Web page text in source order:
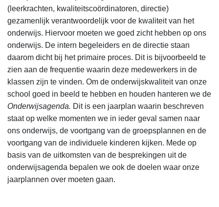
(leerkrachten, kwaliteitscoördinatoren, directie)
gezamenlijk verantwoordelijk voor de kwaliteit van het
onderwijs. Hiervoor moeten we goed zicht hebben op ons
onderwijs. De intern begeleiders en de directie staan
daarom dicht bij het primaire proces. Dit is bijvoorbeeld te
zien aan de frequentie waarin deze medewerkers in de
klassen zijn te vinden. Om de onderwijskwaliteit van onze
school goed in beeld te hebben en houden hanteren we de
Onderwijsagenda. Dit is een jaarplan waarin beschreven
staat op welke momenten we in ieder geval samen naar
ons onderwijs, de voortgang van de groepsplannen en de
voortgang van de individuele kinderen kijken. Mede op
basis van de uitkomsten van de besprekingen uit de
onderwijsagenda bepalen we ook de doelen waar onze
jaarplannen over moeten gaan.